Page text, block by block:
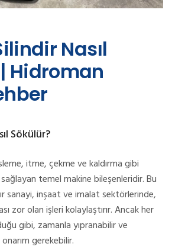
Nasıl
Hidroman
Sökülür?
itme, çekme ve kaldırma gibi
temel makine bileşenleridir. Bu
sanayi, inşaat ve imalat sektörlerinde,
zor olan işleri kolaylaştırır. Ancak her
gibi, zamanla yıpranabilir ve
gerekebilir.